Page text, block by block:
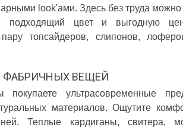
look'ами. Здесь без труда можно
подходящий цвет и выгодную
топсайдеров, слипонов,
ФАБРИЧНЫХ ВЕЩЕЙ
ультрасовременные
материалов. Ощутите
Теплые кардиганы, свитера,